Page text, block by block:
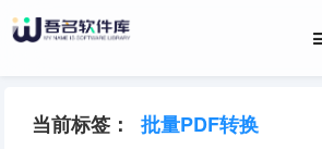
当前标签： 批量PDF转换